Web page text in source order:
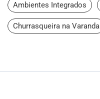
Ambientes Integrados
Churrasqueira na Varanda